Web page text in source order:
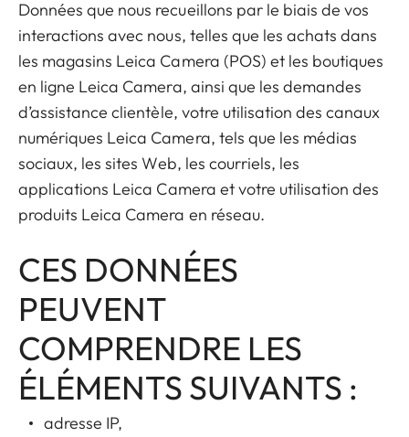
Données que nous recueillons par le biais de vos
interactions avec nous, telles que les achats dans
les magasins Leica Camera (POS) et les boutiques
en ligne Leica Camera, ainsi que les demandes
d’assistance clientèle, votre utilisation des canaux
numériques Leica Camera, tels que les médias
sociaux, les sites Web, les courriels, les
applications Leica Camera et votre utilisation des
produits Leica Camera en réseau.
CES DONNÉES
PEUVENT
COMPRENDRE LES
ÉLÉMENTS SUIVANTS :
adresse IP,